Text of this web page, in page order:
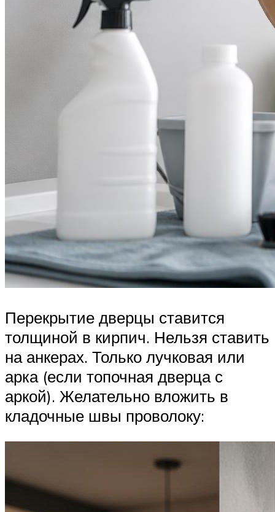
Перекрытие дверцы ставится
толщиной в кирпич. Нельзя ставить
на анкерах. Только лучковая или
арка (если топочная дверца с
аркой). Желательно вложить в
кладочные швы проволоку: